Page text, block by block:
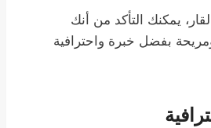
يمكنك التأكد من أنك
بفضل خبرة واحترافية